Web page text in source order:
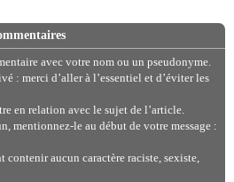
avec votre nom ou un pseudonyme.
: merci d’aller à l’essentiel et d’éviter les
en relation avec le sujet de l’article.
mentionnez-le au début de votre message :
contenir aucun caractère raciste, sexiste,